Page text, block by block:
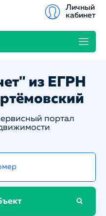
Личный
кабинет
из ЕГРН
портал